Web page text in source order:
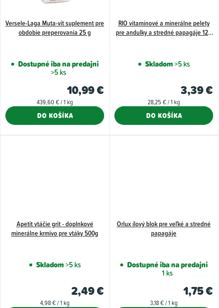
Versele-Laga Muta-vit suplement pre
obdobie preperovania 25 g
Dostupné iba na predajni
>5 ks
10,99 €
Jednotková
439,60 € / 1 kg
DO KOŠÍKA
RIO vitamínové a minerálne pelety
pre andulky a stredné papagáje 120
Skladom>5 ks
3,39 €
Jednotková
28,25 € / 1 kg
DO KOŠÍKA
Apetit vtáčie grit - doplnkové
minerálne krmivo pre vtáky 500g
Skladom>5 ks
2,49 €
Jednotková
4,98 € / 1 kg
Orlux ílový blok pre veľké a stredné
papagáje
Dostupné iba na predajni
1 ks
1,75 €
Jednotková
3,18 € / 1 kg